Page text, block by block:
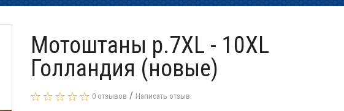
Мотоштаны p.7XL - 10XL
Голландия (новые)
0 отзывов / Написать отзыв